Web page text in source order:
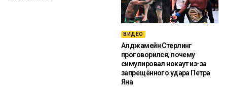
ВИДЕО
Алджамейн Стерлинг
проговорился, почему
симулировал нокаут из-за
запрещённого удара Петра
Яна